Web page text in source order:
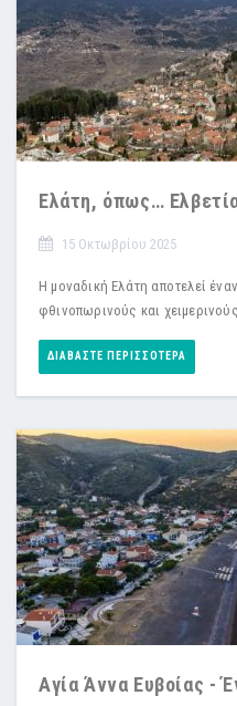
Ελάτη, όπως…
15 Οκτωβρίου 2025
Η μοναδική Ελάτη αποτελεί
φθινοπωρινούς και
ΔΙΑΒΆΣΤΕ ΠΕΡΙΣΣΌΤΕΡΑ
Αγία Άννα Ευβοίας -